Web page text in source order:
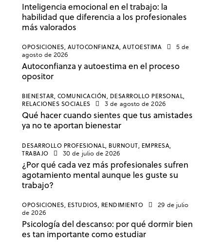
Inteligencia emocional en el trabajo: la
habilidad que diferencia a los profesionales
más valorados
OPOSICIONES, AUTOCONFIANZA, AUTOESTIMA
5 de
agosto de 2026
Autoconfianza y autoestima en el proceso
opositor
BIENESTAR, COMUNICACIÓN, DESARROLLO PERSONAL,
RELACIONES SOCIALES
3 de agosto de 2026
Qué hacer cuando sientes que tus amistades
ya no te aportan bienestar
DESARROLLO PROFESIONAL, BURNOUT, EMPRESA,
TRABAJO
30 de julio de 2026
¿Por qué cada vez más profesionales sufren
agotamiento mental aunque les guste su
trabajo?
OPOSICIONES, ESTUDIOS, RENDIMIENTO
29 de julio
de 2026
Psicología del descanso: por qué dormir bien
es tan importante como estudiar